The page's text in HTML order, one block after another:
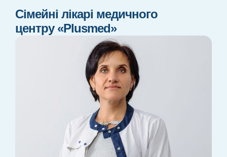
Сімейні лікарі медичного
центру «Plusmed»